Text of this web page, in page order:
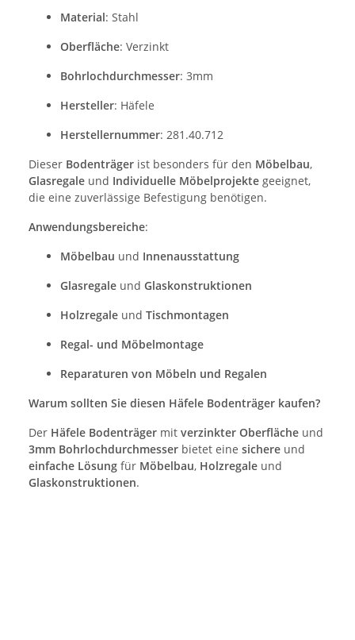
Material: Stahl
Oberfläche: Verzinkt
Bohrlochdurchmesser: 3mm
Hersteller: Häfele
Herstellernummer: 281.40.712
Dieser Bodenträger ist besonders für den Möbelbau,
Glasregale und Individuelle Möbelprojekte geeignet,
die eine zuverlässige Befestigung benötigen.
Anwendungsbereiche:
Möbelbau und Innenausstattung
Glasregale und Glaskonstruktionen
Holzregale und Tischmontagen
Regal- und Möbelmontage
Reparaturen von Möbeln und Regalen
Warum sollten Sie diesen Häfele Bodenträger kaufen?
Der Häfele Bodenträger mit verzinkter Oberfläche und
3mm Bohrlochdurchmesser bietet eine sichere und
einfache Lösung für Möbelbau, Holzregale und
Glaskonstruktionen.